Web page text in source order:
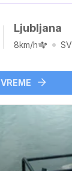
Ljubljana
8km/h SV
VREME